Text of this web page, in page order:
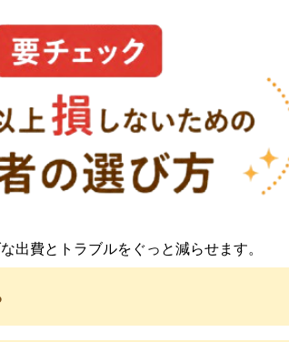
出費とトラブルをぐっと減らせます。